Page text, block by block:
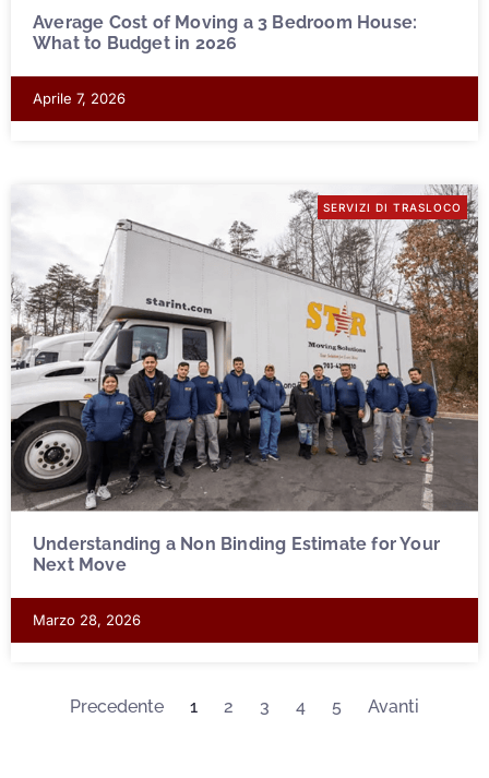
Average Cost of Moving a 3 Bedroom House:
What to Budget in 2026
Aprile 7, 2026
SERVIZI DI TRASLOCO
Understanding a Non Binding Estimate for Your
Next Move
Marzo 28, 2026
Precedente 1 2 3 4 5 Avanti